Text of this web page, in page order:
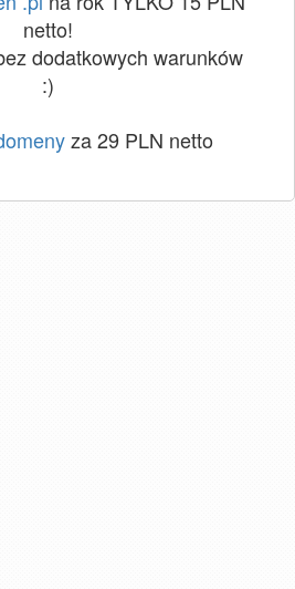
netto!
dodatkowych warunków
:)
za 29 PLN netto